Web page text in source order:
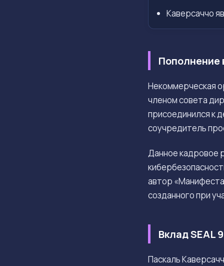
Каверсаччо
Пополнение
Некоммерческая
членом совета
присоединился к
соучредитель
Данное кадровое
автор
созданного при
Вклад SEAL
Паскаль